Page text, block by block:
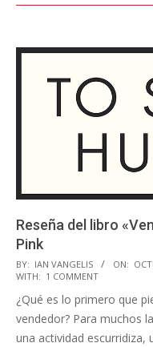
Reseña del libro
Pink
2014-
10-
03
BY: IAN VANGELIS ON:
WITH: 1 COMMENT
¿Qué es lo primero que
vendedor? Para muchos
una actividad escurridiza,